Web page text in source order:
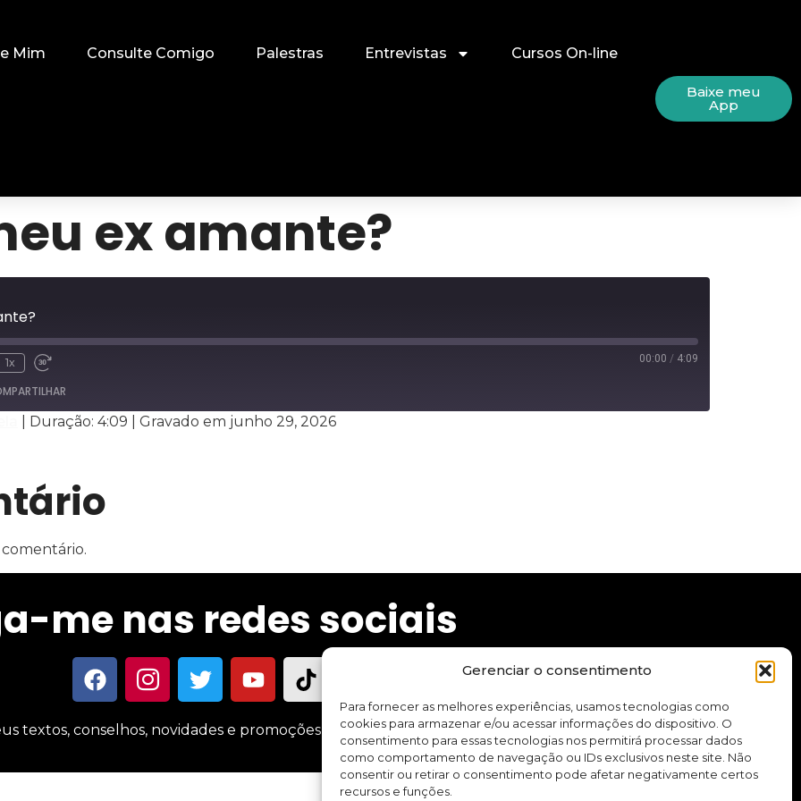
Gerenciar o consentimento
Para fornecer as melhores experiências, usamos tecnologias como
cookies para armazenar e/ou acessar informações do dispositivo. O
consentimento para essas tecnologias nos permitirá processar dados
como comportamento de navegação ou IDs exclusivos neste site. Não
consentir ou retirar o consentimento pode afetar negativamente certos
recursos e funções.
Mim Consulte Comigo Palestras Entrevistas Cursos On-line
Baixe meu
App
ex amante?
1x 00:00 / 4:09
Duração: 4:09 Gravado em junho 29, 2026
me nas redes sociais
textos, conselhos, novidades e promoções sobre meus cursos e aplicativo.